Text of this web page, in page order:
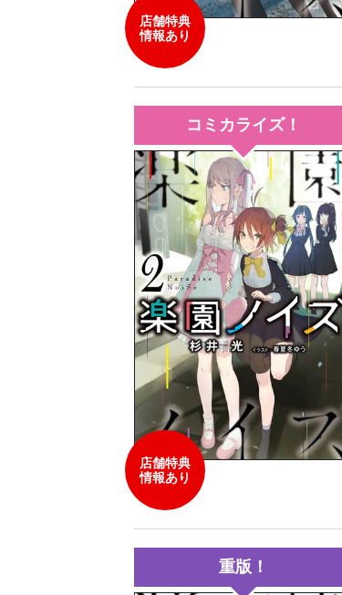
店舗特典
情報あり
コミカライズ！
店舗特典
情報あり
重版！